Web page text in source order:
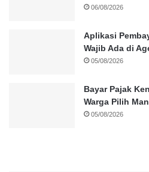
06/08/2026
Aplikasi
Wajib Ada di
05/08/2026
Bayar Pajak
Warga Pilih
05/08/2026